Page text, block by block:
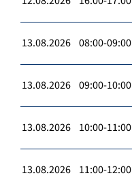
13.08.2026 08:00-09:00
13.08.2026 09:00-10:00
13.08.2026 10:00-11:00
13.08.2026 11:00-12:00